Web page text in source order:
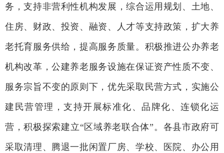
务，支持非营利性机构发展，综合运用规划、土地、
住房、财政、投资、融资、人才等支持政策，扩大养
老托育服务供给，提高服务质量。积极推进公办养老
机构改革，公建养老服务设施在保证资产性质不变、
服务宗旨不变的原则下，优先采取民营方式，实施公
建民营管理，支持开展标准化、品牌化、连锁化运
营，积极探索建立“区域养老联合体”。各县市政府可
采取清理、腾退一批闲置厂房、学校、医院、办公用